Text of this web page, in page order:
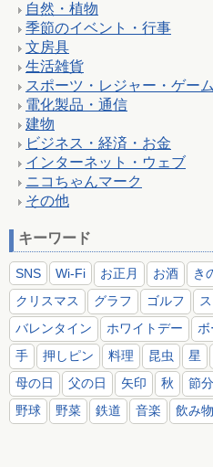
自然・植物
季節のイベント・行事
文房具
生活雑貨
スポーツ・レジャー・ゲーム
電化製品・通信
建物
ビジネス・経済・お金
インターネット・ウェブ
ニコちゃんマーク
その他
キーワード
SNS Wi-Fi お正月 お酒 き
クリスマス
グラフ ゴルフ
バレンタイン
ホワイトデー
手
押しピン 料理 昆虫 星
母の日
父の日 矢印 秋 節分
野球
野菜 鉄道 音楽 飲み物